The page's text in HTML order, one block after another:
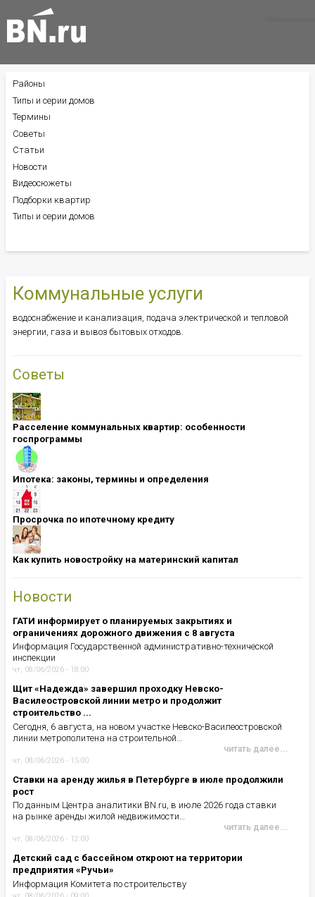
Коммунальные услуги
водоснабжение и канализация, подача электрической и тепловой
энергии, газа и вывоз бытовых отходов.
Советы
Расселение коммунальных квартир: особенности
госпрограммы
Ипотека: ​​​​​​​законы, термины и определения
Просрочка по ипотечному кредиту
Как купить новостройку на материнский капитал
Новости
ГАТИ информирует о планируемых закрытиях и
ограничениях дорожного движения с 8 августа
Информация Государственной административно-технической
инспекции
чт, 08/06/2026 - 18:00
Щит «Надежда» завершил проходку Невско-
Василеостровской линии метро и продолжит
строительство ...
Сегодня, 6 августа, на новом участке Невско-Василеостровской
линии метрополитена на строительной…
читать далее...
чт, 08/06/2026 - 15:00
Ставки на аренду жилья в Петербурге в июле продолжили
рост
По данным Центра аналитики BN.ru, в июле 2026 года ставки
на рынке аренды жилой недвижимости…
читать далее...
чт, 08/06/2026 - 12:00
Детский сад с бассейном откроют на территории
предприятия «Ручьи»
Информация Комитета по строительству
БОКОВОЕ
МЕНЮ
Районы
Типы и серии домов
Термины
Советы
Статьи
Новости
Видеосюжеты
Подборки квартир
Типы и серии домов